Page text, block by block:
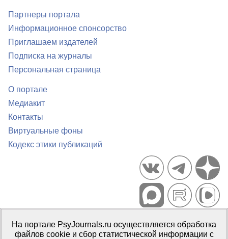
Партнеры портала
Информационное спонсорство
Приглашаем издателей
Подписка на журналы
Персональная страница
О портале
Медиакит
Контакты
Виртуальные фоны
Кодекс этики публикаций
Портал психологических изданий PsyJournals.ru, 2007–2026
Правила использования материалов
На портале PsyJournals.ru осуществляется обработка
файлов cookie и сбор статистической информации с